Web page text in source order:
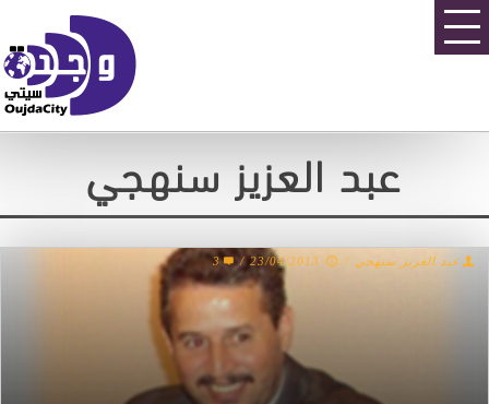
عبد العزيز سنهجي
عبد العزيز سنهجي /
23/04/2013
/
3